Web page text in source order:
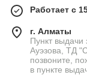
Работает с
г. Алматы
Пункт выдачи
Ауэзова, ТД
позвоните,
в пункте